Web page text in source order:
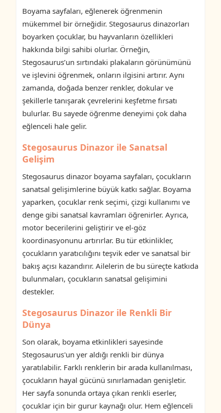
Boyama sayfaları, eğlenerek öğrenmenin
mükemmel bir örneğidir. Stegosaurus dinazorları
boyarken çocuklar, bu hayvanların özellikleri
hakkında bilgi sahibi olurlar. Örneğin,
Stegosaurus’un sırtındaki plakaların görünümünü
ve işlevini öğrenmek, onların ilgisini artırır. Aynı
zamanda, doğada benzer renkler, dokular ve
şekillerle tanışarak çevrelerini keşfetme fırsatı
bulurlar. Bu sayede öğrenme deneyimi çok daha
eğlenceli hale gelir.
Stegosaurus Dinazor ile Sanatsal
Gelişim
Stegosaurus dinazor boyama sayfaları, çocukların
sanatsal gelişimlerine büyük katkı sağlar. Boyama
yaparken, çocuklar renk seçimi, çizgi kullanımı ve
denge gibi sanatsal kavramları öğrenirler. Ayrıca,
motor becerilerini geliştirir ve el-göz
koordinasyonunu artırırlar. Bu tür etkinlikler,
çocukların yaratıcılığını teşvik eder ve sanatsal bir
bakış açısı kazandırır. Ailelerin de bu süreçte katkıda
bulunmaları, çocukların sanatsal gelişimini
destekler.
Stegosaurus Dinazor ile Renkli Bir
Dünya
Son olarak, boyama etkinlikleri sayesinde
Stegosaurus'un yer aldığı renkli bir dünya
yaratılabilir. Farklı renklerin bir arada kullanılması,
çocukların hayal gücünü sınırlamadan genişletir.
Her sayfa sonunda ortaya çıkan renkli eserler,
çocuklar için bir gurur kaynağı olur. Hem eğlenceli